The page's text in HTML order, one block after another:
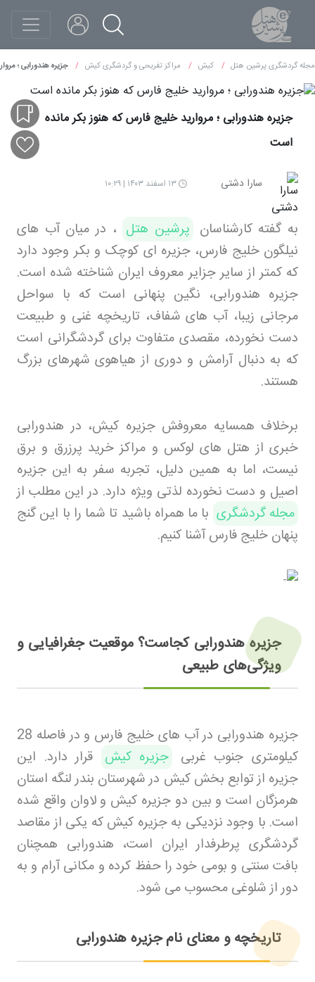
مجله گردشگری پرشین هتل کیش مراکز تفریحی و گردشگری کیش جزیره هندورابی ؛
جزیره هندورابی ؛ مروارید خلیج فارس که هنوز بکر مانده
است
سارا دشتی ۱۳ اسفند ۱۴۰۳ | ۱۰:۲۹
به گفته کارشناسان پرشین هتل ، در میان آب های
نیلگون خلیج فارس، جزیره ای کوچک و بکر وجود دارد
که کمتر از سایر جزایر معروف ایران شناخته شده است.
جزیره هندورابی، نگین پنهانی است که با سواحل
مرجانی زیبا، آب های شفاف، تاریخچه غنی و طبیعت
دست نخورده، مقصدی متفاوت برای گردشگرانی است
که به دنبال آرامش و دوری از هیاهوی شهرهای بزرگ
هستند.
برخلاف همسایه معروفش جزیره کیش، در هندورابی
خبری از هتل های لوکس و مراکز خرید پرزرق و برق
نیست، اما به همین دلیل، تجربه سفر به این جزیره
اصیل و دست نخورده لذتی ویژه دارد. در این مطلب از
مجله گردشگری با ما همراه باشید تا شما را با این گنج
پنهان خلیج فارس آشنا کنیم.
جزیره هندورابی کجاست؟ موقعیت جغرافیایی و
ویژگی‌های طبیعی
جزیره هندورابی در آب های خلیج فارس و در فاصله 28
کیلومتری جنوب غربی جزیره کیش قرار دارد. این
جزیره از توابع بخش کیش در شهرستان بندر لنگه استان
هرمزگان است و بین دو جزیره کیش و لاوان واقع شده
است. با وجود نزدیکی به جزیره کیش که یکی از مقاصد
گردشگری پرطرفدار ایران است، هندورابی همچنان
بافت سنتی و بومی خود را حفظ کرده و مکانی آرام و به
دور از شلوغی محسوب می شود.
تاریخچه و معنای نام جزیره هندورابی